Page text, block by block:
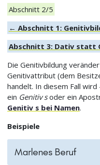
Abschnitt 2/5
← Abschnitt 1:
Abschnitt 3: Dativ statt
Die Genitivbildung
Genitivattribut (dem
handelt. In diesem Fall wird
ein Genitiv soder ein
Genitiv s bei Namen.
Beispiele
Marlenes Beruf